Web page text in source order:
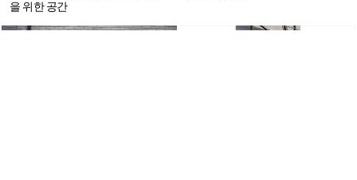
을 위한 공간